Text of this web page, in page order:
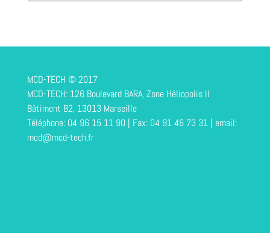
MCD-TECH © 2017
MCD-TECH: 126 Boulevard BARA, Zone Héliopolis II
Bâtiment B2, 13013 Marseille
Téléphone: 04 96 15 11 90 | Fax: 04 91 46 73 31 | email:
mcd@mcd-tech.fr